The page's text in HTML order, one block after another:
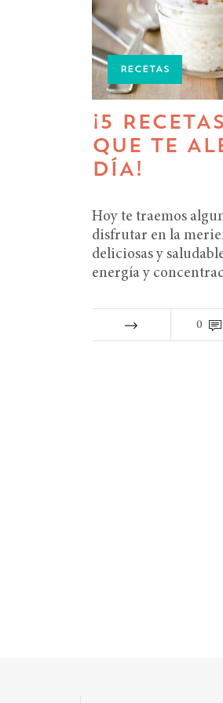
RECETAS
¡5
QUE TE
DÍA!
Hoy te traemos
disfrutar en la
deliciosas y
energía y
0